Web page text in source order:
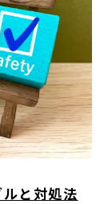
と対処法